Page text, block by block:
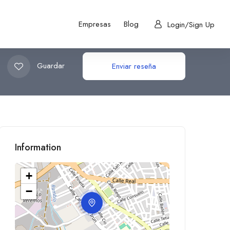
Empresas Blog Login/Sign Up
Guardar Enviar reseña
Information
+
−